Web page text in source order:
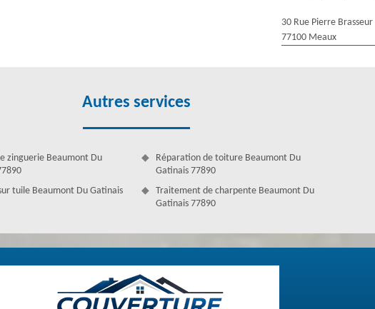
Du Gatinais
dégrader les gouttières et les rendre défectueuse. En
30 Rue Pierre Brasseur
77100 Meaux
Autres services
zinguerie Beaumont Du
tuile Beaumont Du Gatinais
Réparation de toiture Beaumont Du
Gatinais 77890
Traitement de charpente Beaumont Du
Gatinais 77890